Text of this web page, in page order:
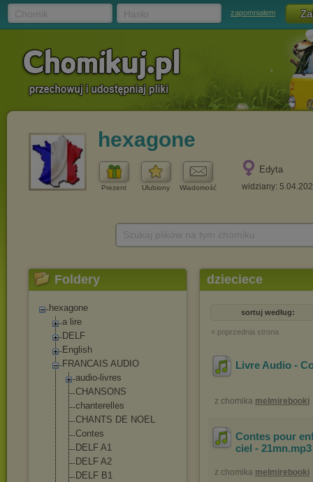
zapomniałem
hexagone
Prezent Ulubiony Wiadomość
Edyta
widziany:
Foldery
hexagone
a lire
DELF
English
FRANCAIS AUDIO
audio-livres
CHANSONS
chanterelles
CHANTS DE NOEL
Contes
DELF A1
DELF A2
DELF B1
dzieciece
sortuj według:
« poprzednia strona
Livre Audio -
z chomika melmirebooki
Contes pour
ciel - 21mn
z chomika melmirebooki